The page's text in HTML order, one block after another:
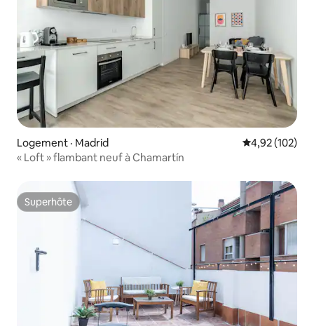
Logement · Madrid Note
4,92 (102)
« Loft » flambant neuf à Chamartín
Superhôte
Superhôte